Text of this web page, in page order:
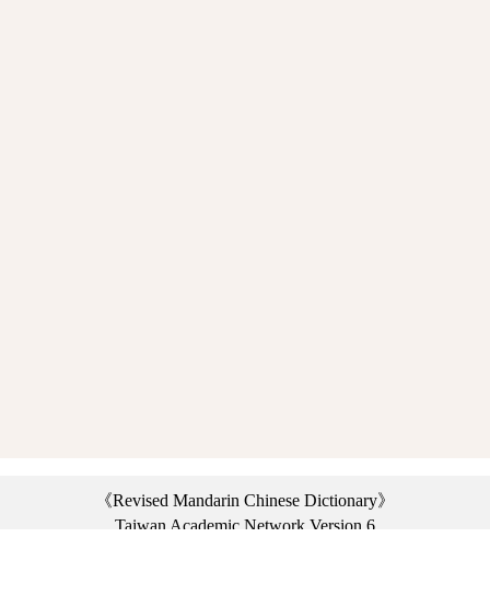
《Revised Mandarin Chinese Dictionary》
Taiwan Academic Network Version 6